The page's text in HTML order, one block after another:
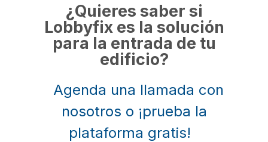
¿Quieres saber si
Lobbyfix es la solución
para la entrada de tu
edificio?
Agenda una llamada con
nosotros o ¡prueba la
plataforma gratis!